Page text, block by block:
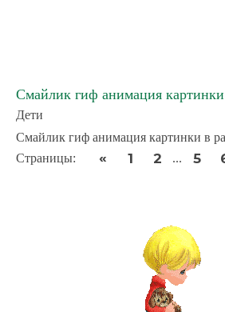
Смайлик гиф анимация картинки
Дети
Смайлик гиф анимация картинки в
Страницы: « 1 2 ... 5